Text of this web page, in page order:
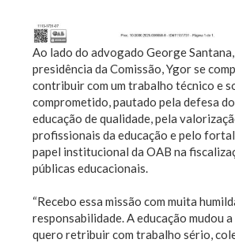
Ao lado do advogado George Santana,
presidência da Comissão, Ygor se
contribuir com um trabalho técnico e
comprometido, pautado pela defesa
educação de qualidade, pela
profissionais da educação e pelo
papel institucional da OAB na
públicas educacionais.
“Recebo essa missão com muita
responsabilidade. A educação mudou a
quero retribuir com trabalho sério,